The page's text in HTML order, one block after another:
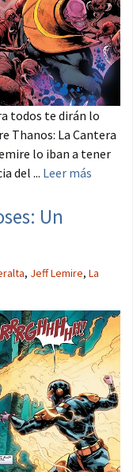
todos te dirán lo
Thanos: La Cantera
lo iban a tener
del ... Leer más
Un
, Jeff Lemire, La